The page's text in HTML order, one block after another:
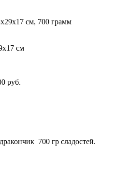
см
руб.
700 гр сладостей.